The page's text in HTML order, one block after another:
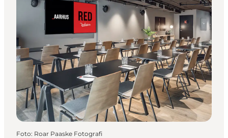
Foto: Roar Paaske Fotografi